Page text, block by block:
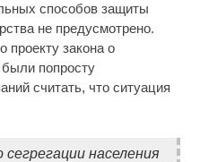
способов защиты
не предусмотрено.
проекту закона о
попросту
считать, что ситуация
населения